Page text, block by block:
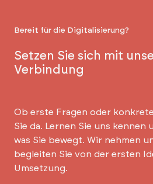
Bereit für die Digitalisierung?
Setzen Sie sich mit
Verbindung
Ob erste Fragen oder
Sie da. Lernen Sie uns kennen
was Sie bewegt. Wir nehmen
begleiten Sie von der ersten
Umsetzung.